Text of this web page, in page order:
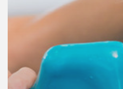
ข่าว
เกี่ยว